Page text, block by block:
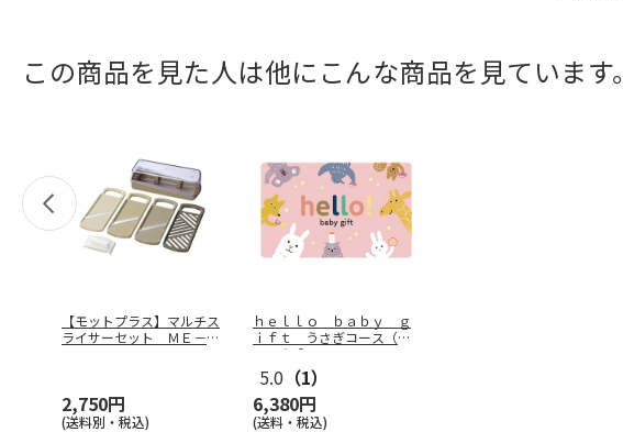
この商品を見た人は他にこんな商品を見ています。
【モットプラス】マルチス
ライサーセット ＭＥ－７
2,750円
(送料別・税込)
ｈｅｌｌｏ ｂａｂｙ ｇ
ｉｆｔ うさぎコース（ｅ
－Ｇｉｆｔ
5.0 （1）
6,380円
(送料・税込)